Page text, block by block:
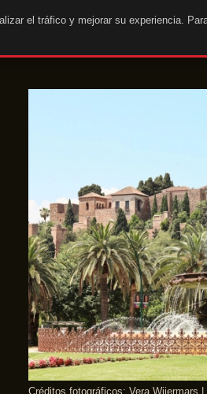
Créditos fotográficos: Vera Wijermars
el tráfico y mejorar su experiencia.